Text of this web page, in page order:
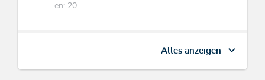
* Brötchenservice, Frühstücksbuffet auch für
en: 20
Gruppen, Familien, Senioren, Geschäftsreisende,
Kinder, Nichtraucher
Alles anzeigen